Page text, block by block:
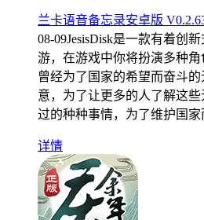
兰卡语音备忘录安卓版
08-09JesisDisk是一款有着创
游，在游戏中你将扮演多种
曾经为了国家的希望而奋斗
意，为了让更多的人了解这
过的种种事情，为了维护国家
详情